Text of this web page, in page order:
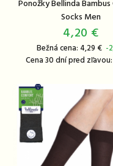
Ponožky Bellinda
Socks Men
4,20 €
Bežná cena: 4,29 € -
Cena 30 dní pred